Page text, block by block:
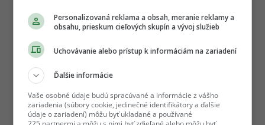
Personalizovaná reklama a obsah, meranie reklamy a
obsahu, prieskum cieľových skupín a vývoj služieb
Uchovávanie alebo prístup k informáciám na zariadení
Ďalšie informácie
Vaše osobné údaje budú spracúvané a informácie z vášho
zariadenia (súbory cookie, jedinečné identifikátory a ďalšie
údaje o zariadení) môžu byť ukladané a používané